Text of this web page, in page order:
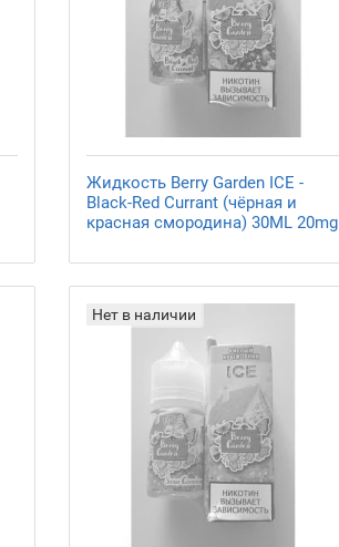
Жидкость Berry Garden ICE -
Black-Red Currant (чёрная и
красная смородина) 30ML 20mg
Нет в наличии